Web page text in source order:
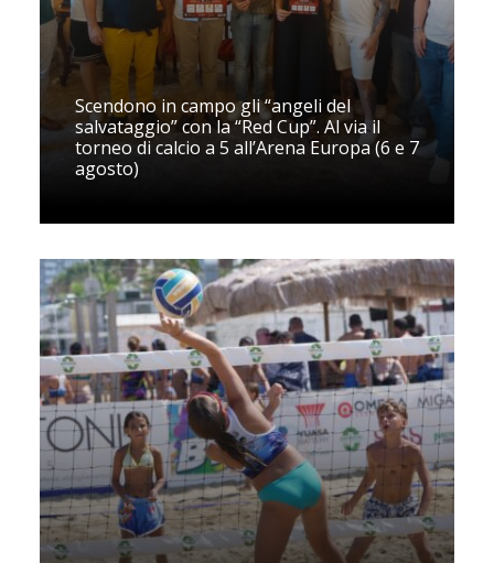
Scendono in campo gli “angeli del
salvataggio” con la “Red Cup”. Al via il
torneo di calcio a 5 all’Arena Europa (6 e 7
agosto)